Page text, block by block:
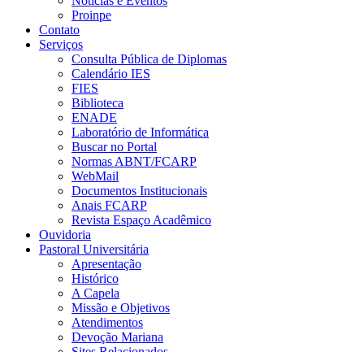
Proinpe
Contato
Serviços
Consulta Pública de Diplomas
Calendário IES
FIES
Biblioteca
ENADE
Laboratório de Informática
Buscar no Portal
Normas ABNT/FCARP
WebMail
Documentos Institucionais
Anais FCARP
Revista Espaço Acadêmico
Ouvidoria
Pastoral Universitária
Apresentação
Histórico
A Capela
Missão e Objetivos
Atendimentos
Devoção Mariana